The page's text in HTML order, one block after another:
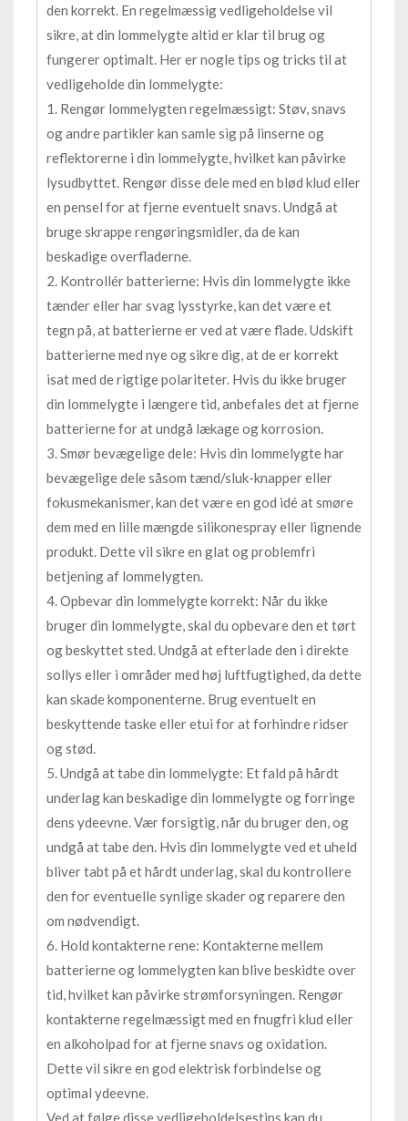
den korrekt. En regelmæssig vedligeholdelse vil
sikre, at din lommelygte altid er klar til brug og
fungerer optimalt. Her er nogle tips og tricks til at
vedligeholde din lommelygte:
1. Rengør lommelygten regelmæssigt: Støv, snavs
og andre partikler kan samle sig på linserne og
reflektorerne i din lommelygte, hvilket kan påvirke
lysudbyttet. Rengør disse dele med en blød klud eller
en pensel for at fjerne eventuelt snavs. Undgå at
bruge skrappe rengøringsmidler, da de kan
beskadige overfladerne.
2. Kontrollér batterierne: Hvis din lommelygte ikke
tænder eller har svag lysstyrke, kan det være et
tegn på, at batterierne er ved at være flade. Udskift
batterierne med nye og sikre dig, at de er korrekt
isat med de rigtige polariteter. Hvis du ikke bruger
din lommelygte i længere tid, anbefales det at fjerne
batterierne for at undgå lækage og korrosion.
3. Smør bevægelige dele: Hvis din lommelygte har
bevægelige dele såsom tænd/sluk-knapper eller
fokusmekanismer, kan det være en god idé at smøre
dem med en lille mængde silikonespray eller lignende
produkt. Dette vil sikre en glat og problemfri
betjening af lommelygten.
4. Opbevar din lommelygte korrekt: Når du ikke
bruger din lommelygte, skal du opbevare den et tørt
og beskyttet sted. Undgå at efterlade den i direkte
sollys eller i områder med høj luftfugtighed, da dette
kan skade komponenterne. Brug eventuelt en
beskyttende taske eller etui for at forhindre ridser
og stød.
5. Undgå at tabe din lommelygte: Et fald på hårdt
underlag kan beskadige din lommelygte og forringe
dens ydeevne. Vær forsigtig, når du bruger den, og
undgå at tabe den. Hvis din lommelygte ved et uheld
bliver tabt på et hårdt underlag, skal du kontrollere
den for eventuelle synlige skader og reparere den
om nødvendigt.
6. Hold kontakterne rene: Kontakterne mellem
batterierne og lommelygten kan blive beskidte over
tid, hvilket kan påvirke strømforsyningen. Rengør
kontakterne regelmæssigt med en fnugfri klud eller
en alkoholpad for at fjerne snavs og oxidation.
Dette vil sikre en god elektrisk forbindelse og
optimal ydeevne.
Ved at følge disse vedligeholdelsestips kan du